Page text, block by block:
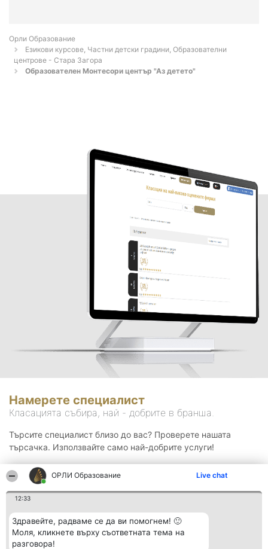
ОРЛИ Образование Live chat
12:33
Здравейте, радваме се да ви помогнем! 🙂
Моля, кликнете върху съответната тема на
разговора!
Орли Образование
Езикови курсове, Частни детски градини, Образователни
центрове - Стара Загора
Образователен Монтесори център "Аз детето"
Намерете специалист
Класацията събира, най - добрите в бранша.
Търсите специалист близо до вас? Проверете нашата
търсачка. Използвайте само най-добрите услуги!